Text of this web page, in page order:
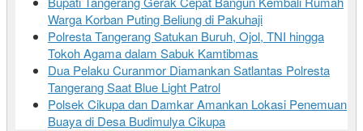
Warga Korban Puting Beliung di Pakuhaji
Polresta Tangerang Satukan Buruh, Ojol, TNI hingga
Tokoh Agama dalam Sabuk Kamtibmas
Dua Pelaku Curanmor Diamankan Satlantas Polresta
Tangerang Saat Blue Light Patrol
Polsek Cikupa dan Damkar Amankan Lokasi Penemuan
Buaya di Desa Budimulya Cikupa